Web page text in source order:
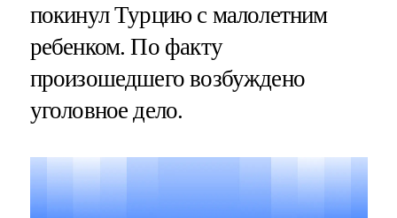
покинул Турцию с малолетним
ребенком. По факту
произошедшего возбуждено
уголовное дело.